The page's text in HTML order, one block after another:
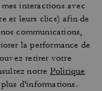
interactions avec
et leurs clics) afin de
communications,
la performance de
retirer votre
notre Politique
d'informations.